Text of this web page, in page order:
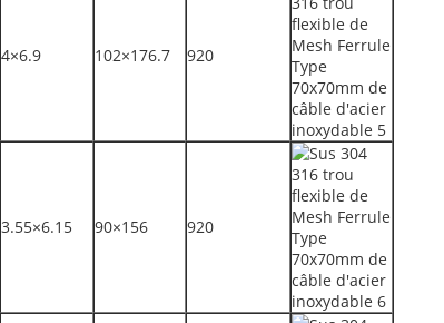
4×6.9 102×176.7 920
3.55×6.15 90×156 920